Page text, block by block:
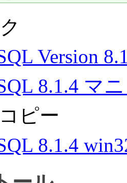
Version
8.1.4 マ
ピー
8.1.4